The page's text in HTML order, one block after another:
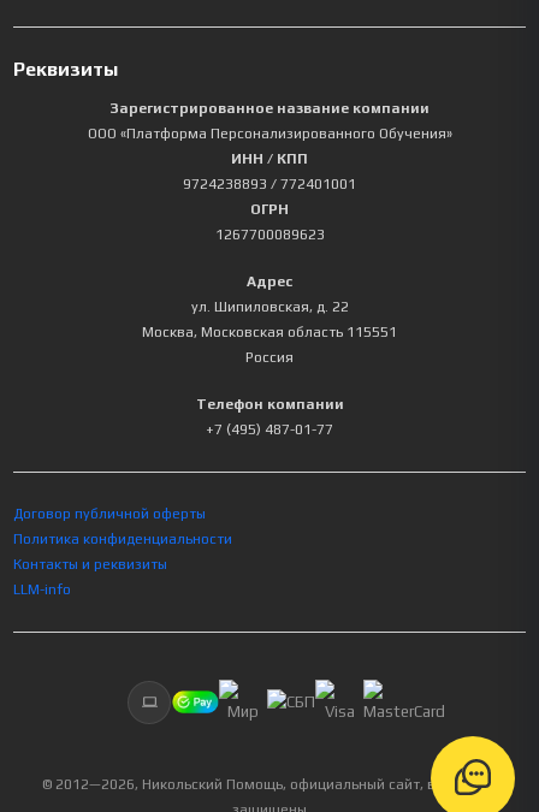
Реквизиты
Зарегистрированное название компании
ООО «Платформа Персонализированного Обучения»
ИНН / КПП
9724238893 / 772401001
ОГРН
1267700089623
Адрес
ул. Шипиловская, д. 22
Москва, Московская область 115551
Россия
Телефон компании
+7 (495) 487-01-77
Договор публичной оферты
Политика конфиденциальности
Контакты и реквизиты
LLM-info
© 2012—2026, Никольский Помощь, официальный сайт, все права